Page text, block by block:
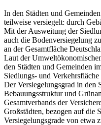
In den Städten und
teilweise versiegelt: durch
Mit der Ausweitung der
auch die Bodenversiegelung
an der Gesamtfläche
Laut der
den Städten und Gemeinden
Siedlungs- und Verkehrsfläche
Der Versiegelungsgrad in den
Bebauungsstruktur und
Gesamtverbands der
Großstädten, bezogen auf die
Versiegelungsgrade von etwa